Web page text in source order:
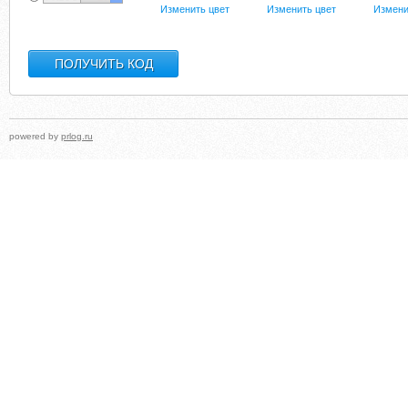
Изменить цвет Изменить цвет
powered by prlog.ru